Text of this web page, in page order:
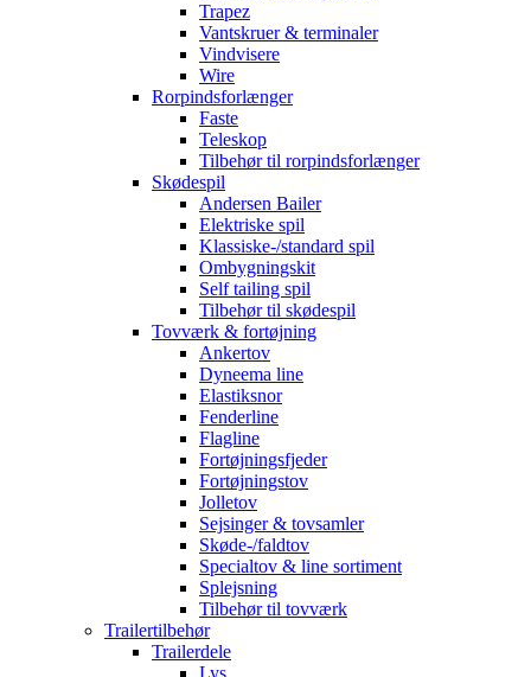
Trapez
Vantskruer & terminaler
Vindvisere
Wire
Rorpindsforlænger
Faste
Teleskop
Tilbehør til rorpindsforlænger
Skødespil
Andersen Bailer
Elektriske spil
Klassiske-/standard spil
Ombygningskit
Self tailing spil
Tilbehør til skødespil
Tovværk & fortøjning
Ankertov
Dyneema line
Elastiksnor
Fenderline
Flagline
Fortøjningsfjeder
Fortøjningstov
Jolletov
Sejsinger & tovsamler
Skøde-/faldtov
Specialtov & line sortiment
Splejsning
Tilbehør til tovværk
Trailertilbehør
Trailerdele